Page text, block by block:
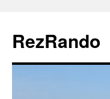
contenu
RezRando